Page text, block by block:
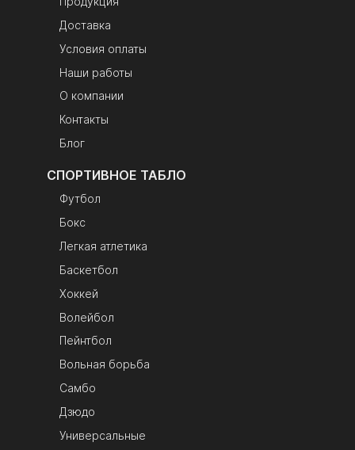
Количество
сторон
Крепление
петли или шпильки
Доставка
Условия оплаты
Наши работы
О компании
Контакты
Блог
СПОРТИВНОЕ ТАБЛО
Футбол
Бокс
Легкая атлетика
Баскетбол
Хоккей
Волейбол
Пейнтбол
Вольная борьба
Самбо
Дзюдо
Универсальные